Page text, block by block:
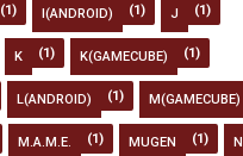
(1) I(ANDROID) (1) J (1)
K (1) K(GAMECUBE) (1)
L(ANDROID) (1) M(GAMECUBE)
M.A.M.E. (1) MUGEN (1) N